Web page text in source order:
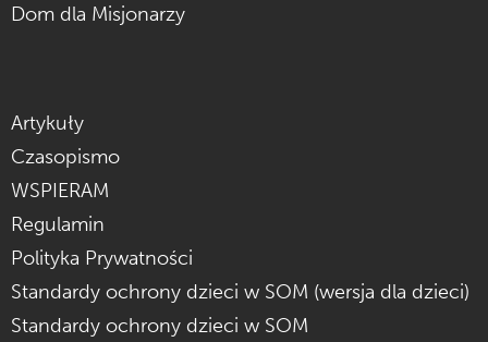
Dom dla Misjonarzy
Artykuły
Czasopismo
WSPIERAM
Regulamin
Polityka Prywatności
Standardy ochrony dzieci w SOM (wersja dla dzieci)
Standardy ochrony dzieci w SOM